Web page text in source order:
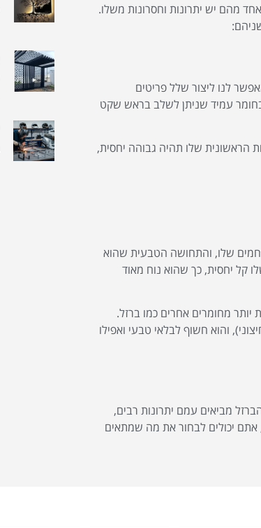
מהם יש יתרונות וחסרונות משלו.
לנו ליצור שלל פריטים
עמיד שניתן לשלב בראש שקט
הראשונית שלו תהיה גבוהה יחסית,
שלו, והתחושה הטבעית שהוא
קל יחסית, כך שהוא נוח מאוד
יותר מחומרים אחרים כמו ברזל.
והוא חשוף לבלאי טבעי ואפילו
מביאים עמם יתרונות רבים,
יכולים לבחור את מה שמתאים